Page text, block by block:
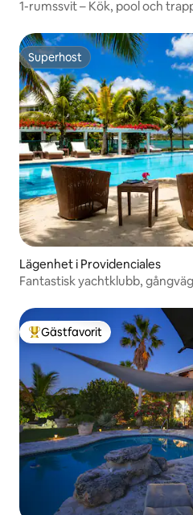
1-rumssvit – Kök, pool och
Superhost
Superhost
Lägenhet i Providenciales
Fantastisk yachtklubb,
Populär gästfavorit
Gästfavorit